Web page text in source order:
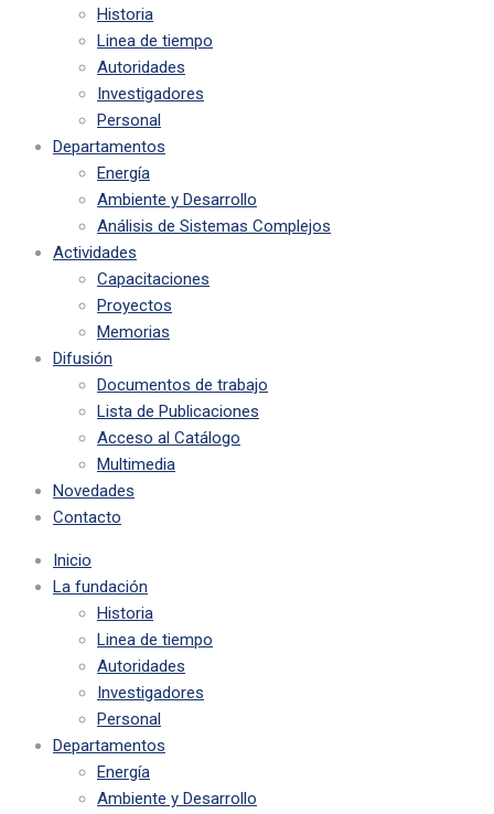
Historia
Linea de tiempo
Autoridades
Investigadores
Personal
Departamentos
Energía
Ambiente y Desarrollo
Análisis de Sistemas Complejos
Actividades
Capacitaciones
Proyectos
Memorias
Difusión
Documentos de trabajo
Lista de Publicaciones
Acceso al Catálogo
Multimedia
Novedades
Contacto
Inicio
La fundación
Historia
Linea de tiempo
Autoridades
Investigadores
Personal
Departamentos
Energía
Ambiente y Desarrollo